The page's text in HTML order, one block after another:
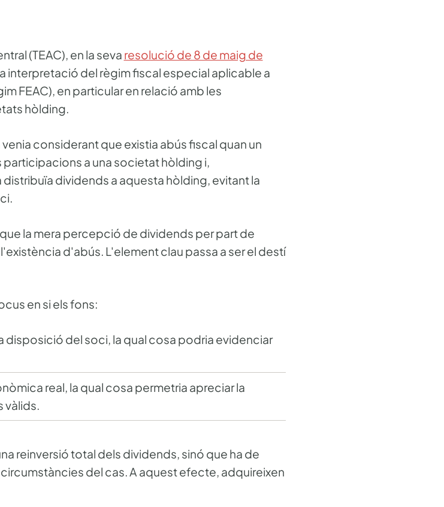
(TEAC), en la seva resolució de 8 de maig de
interpretació del règim fiscal especial aplicable a
FEAC), en particular en relació amb les
hòlding.
considerant que existia abús fiscal quan un
a una societat hòlding i,
dividends a aquesta hòlding, evitant la
la mera percepció de dividends per part de
d'abús. L'element clau passa a ser el destí
en si els fons:
disposició del soci, la qual cosa podria evidenciar
real, la qual cosa permetria apreciar la
vàlids.
reinversió total dels dividends, sinó que ha de
del cas. A aquest efecte, adquireixen